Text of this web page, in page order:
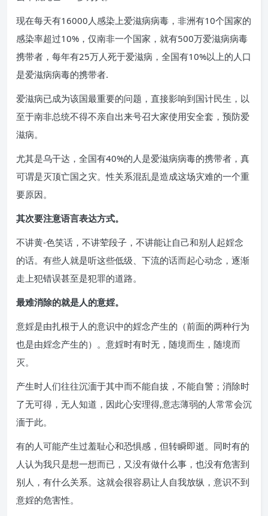
现在每天有16000人感染上爱滋病病毒，非洲有10个国家的
感染率超过10%，仅南非一个国家，就有500万爱滋病病毒
携带者，每年有25万人死于爱滋病，全国有10%以上的人口
是爱滋病病毒的携带者.
爱滋病已成为该国最重要的问题，直接影响到国计民生，以
至于南非总统不得不亲自出来号召大家使用安全套，预防爱
滋病。
尤其是乌干达，全国有40%的人是爱滋病病毒的携带者，真
可谓是灭顶亡国之灾。性关系混乱是造成这场灾难的一个重
要原因。
其次要注意语言表达方式。
不讲黄-色笑话，不讲荤段子，不讲能让自己和别人起婬念
的话。有些人就是听这些低级、下流的话而起心动念，逐渐
走上犯错误甚至是犯罪的道路。
最难消除的就是人的意婬。
意婬是由扎根于人的意识中的婬念产生的（前面的两种行为
也是由婬念产生的）。意婬时有时无，随境而生，随境而
灭。
产生时人们往往沉湎于其中而不能自拔，不能自警；消除时
了无可得，无人知道，因此心安理得,意志薄弱的人常常会沉
湎于此。
有的人可能产生过羞耻心和恐惧感，但转瞬即逝。同时有的
人认为我只是想一想而已，又没有做什么事，也没有危害到
别人，有什么关系。这就会很容易让人自我放纵，意识不到
意婬的危害性。